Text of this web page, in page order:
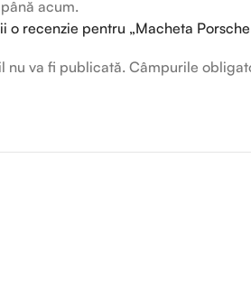
acum.
o recenzie pentru „Macheta
nu va fi publicată. Câmpurile